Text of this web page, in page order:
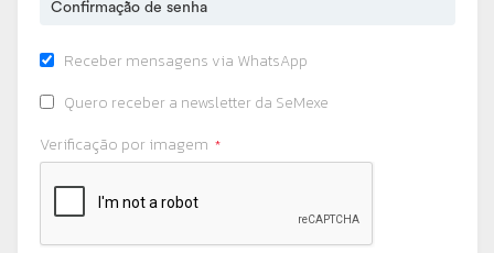
Receber mensagens via WhatsApp
Quero receber a newsletter da SeMexe
Verificação por imagem